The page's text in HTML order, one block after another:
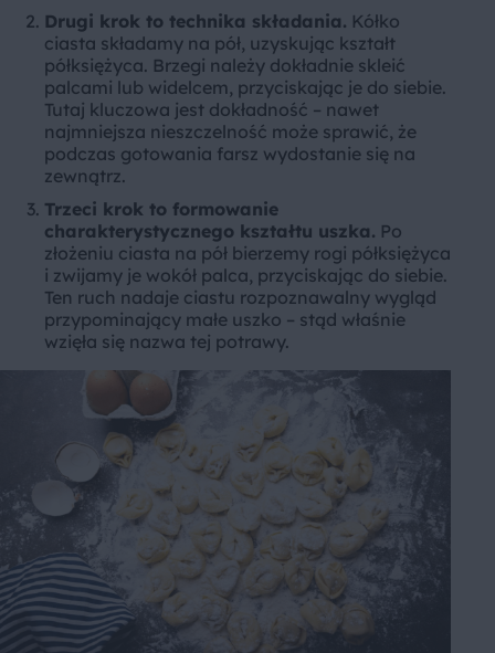
Drugi krok to technika składania. Kółko
ciasta składamy na pół, uzyskując kształt
półksiężyca. Brzegi należy dokładnie skleić
palcami lub widelcem, przyciskając je do siebie.
Tutaj kluczowa jest dokładność – nawet
najmniejsza nieszczelność może sprawić, że
podczas gotowania farsz wydostanie się na
zewnątrz.
Trzeci krok to formowanie
charakterystycznego kształtu uszka. Po
złożeniu ciasta na pół bierzemy rogi półksiężyca
i zwijamy je wokół palca, przyciskając do siebie.
Ten ruch nadaje ciastu rozpoznawalny wygląd
przypominający małe uszko – stąd właśnie
wzięła się nazwa tej potrawy.